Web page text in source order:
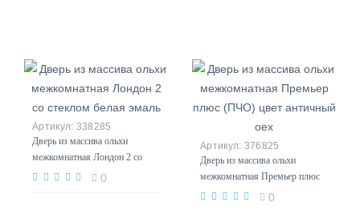
338285
Дверь из массива ольхи
межкомнатная Лондон 2 со
стеклом белая эмаль
0
376825
Дверь из массива ольхи
межкомнатная Премьер плюс
(ПЧО) цвет античный оех
0